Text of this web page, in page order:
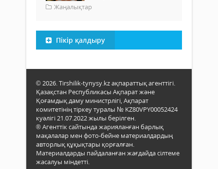
Жаңалықтар
Пікір қалдыру
© 2026. Tirshilik-tynysy.kz ақпараттық агенттігі.
Қазақстан Республикасы Ақпарат және
Қоғамдық даму министрлігі, Ақпарат
комитетінің тіркеу туралы № KZ80VPY00052424
куәлігі 21.07.2022 жылы берілген.
® Агенттік сайтында жарияланған барлық
мақалалар мен фото-бейне материалдардың
авторлық құқықтары қорғалған.
Материалдарды пайдаланған жағдайда сілтеме
жасалуы міндетті.